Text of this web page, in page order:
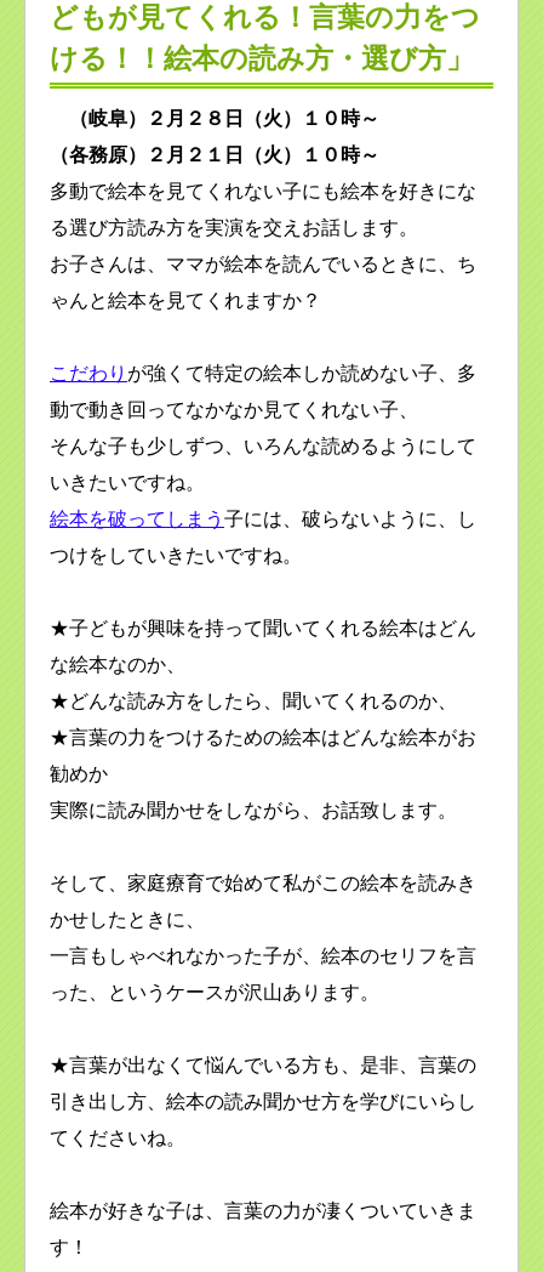
どもが見てくれる！言葉の力をつ
ける！！絵本の読み方・選び方」
（岐阜）２月２８日（火）１０時～
（各務原）２月２１日（火）１０時～
多動で絵本を見てくれない子にも絵本を好きにな
る選び方読み方を実演を交えお話します。
お子さんは、ママが絵本を読んでいるときに、ち
ゃんと絵本を見てくれますか？
こだわり が強くて特定の絵本しか読めない子、多
動で動き回ってなかなか見てくれない子、
そんな子も少しずつ、いろんな読めるようにして
いきたいですね。
絵本を破ってしまう 子には、破らないように、し
つけをしていきたいですね。
★子どもが興味を持って聞いてくれる絵本はどん
な絵本なのか、
★どんな読み方をしたら、聞いてくれるのか、
★言葉の力をつけるための絵本はどんな絵本がお
勧めか
実際に読み聞かせをしながら、お話致します。
そして、家庭療育で始めて私がこの絵本を読みき
かせしたときに、
一言もしゃべれなかった子が、絵本のセリフを言
った、というケースが沢山あります。
★言葉が出なくて悩んでいる方も、是非、言葉の
引き出し方、絵本の読み聞かせ方を学びにいらし
てくださいね。
絵本が好きな子は、言葉の力が凄くついていきま
す！